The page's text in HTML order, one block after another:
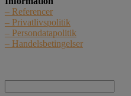
– Referencer
– Privatlivspolitik
– Persondatapolitik
– Handelsbetingelser